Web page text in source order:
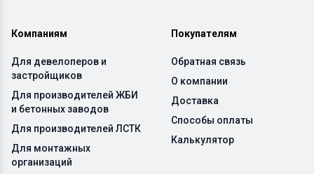
Компаниям
Для девелоперов и
застройщиков
Для производителей ЖБИ
и бетонных заводов
Для производителей ЛСТК
Для монтажных
организаций
Покупателям
Обратная связь
О компании
Доставка
Способы оплаты
Калькулятор